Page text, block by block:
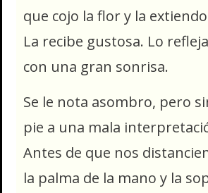
que cojo la flor y la
La recibe gustosa. Lo
con una gran sonrisa.
Se le nota asombro, pero
pie a una mala
Antes de que nos
la palma de la mano y la